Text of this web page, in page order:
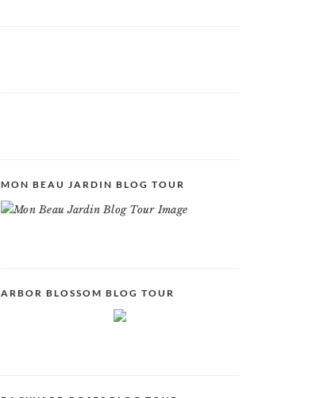
MON BEAU JARDIN BLOG TOUR
ARBOR BLOSSOM BLOG TOUR